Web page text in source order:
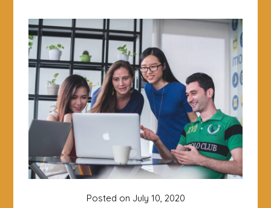
Posted on July 10, 2020